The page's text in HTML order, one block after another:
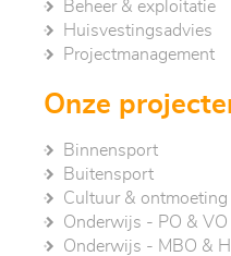
Beheer & exploitatie
Huisvestingsadvies
Project­management
Onze
Binnensport
Buitensport
Cultuur & ontmoeting
Onderwijs - PO & VO
Onderwijs - MBO &